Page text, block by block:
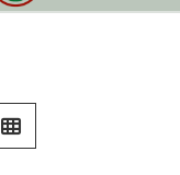
REINHARD